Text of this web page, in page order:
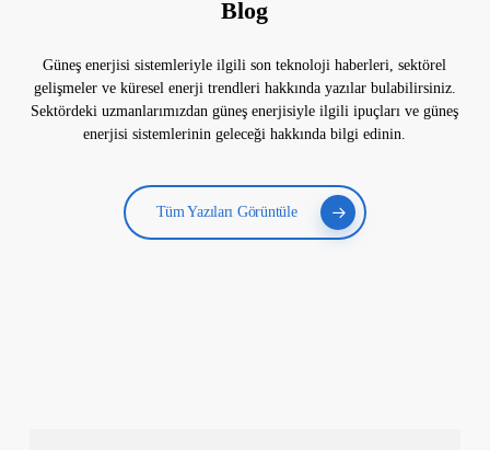
Blog
Güneş enerjisi sistemleriyle ilgili son teknoloji haberleri, sektörel
gelişmeler ve küresel enerji trendleri hakkında yazılar bulabilirsiniz.
Sektördeki uzmanlarımızdan güneş enerjisiyle ilgili ipuçları ve güneş
enerjisi sistemlerinin geleceği hakkında bilgi edinin.
Tüm Yazıları Görüntüle